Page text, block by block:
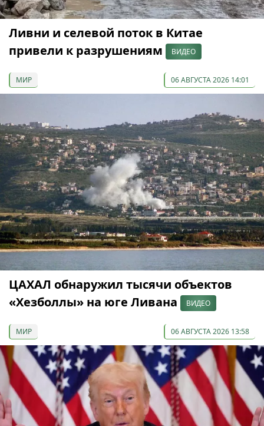
Ливни и селевой поток в Китае
привели к разрушениям
ВИДЕО
МИР 06 АВГУСТА 2026 14:01
ЦАХАЛ обнаружил тысячи объектов
«Хезболлы» на юге Ливана
ВИДЕО
МИР 06 АВГУСТА 2026 13:58